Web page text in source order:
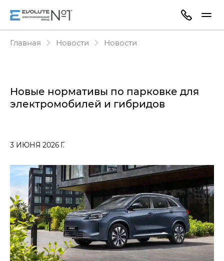
Главная Новости Новости
Новые нормативы по парковке для
электромобилей и гибридов
3 ИЮНЯ 2026 Г.